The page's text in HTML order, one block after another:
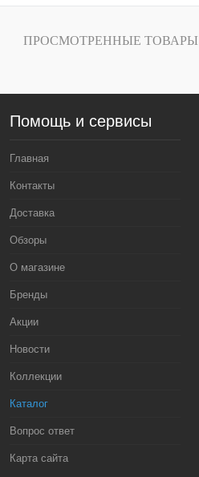
наличии
ПРОСМОТРЕННЫЕ ТОВАРЫ
Помощь и сервисы
Главная
Контакты
Доставка
Обзоры
О магазине
Бренды
Акции
Новости
Коллекции
Каталог
Вопрос ответ
Карта сайта